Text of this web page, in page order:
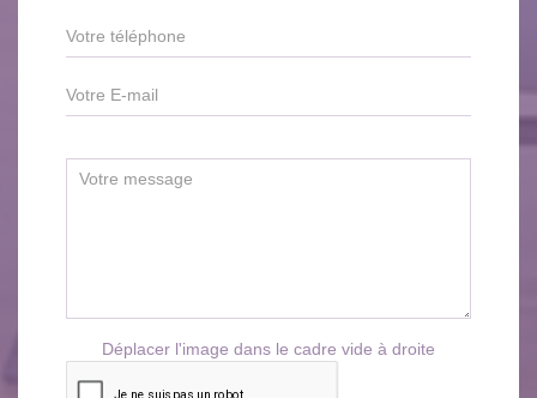
Déplacer l'image dans le cadre vide à droite